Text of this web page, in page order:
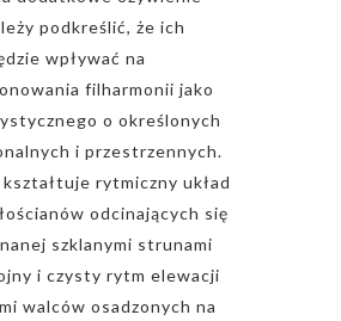
podkreślić, że ich
wpływać na
filharmonii jako
o określonych
i przestrzennych.
rytmiczny układ
odcinających się
szklanymi strunami
i czysty rytm elewacji
walców osadzonych na